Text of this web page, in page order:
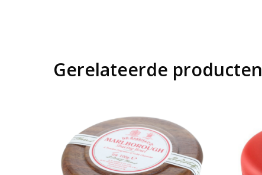
Gerelateerde producten